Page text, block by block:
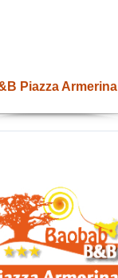
Piazza Armerina